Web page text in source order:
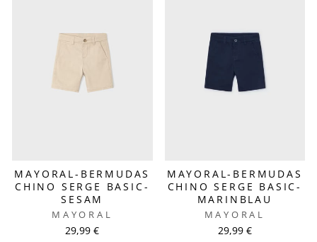
MAYORAL-BERMUDAS
CHINO SERGE BASIC-
SESAM
MAYORAL
29,99 €
MAYORAL-BERMUDAS
CHINO SERGE BASIC-
MARINBLAU
MAYORAL
29,99 €